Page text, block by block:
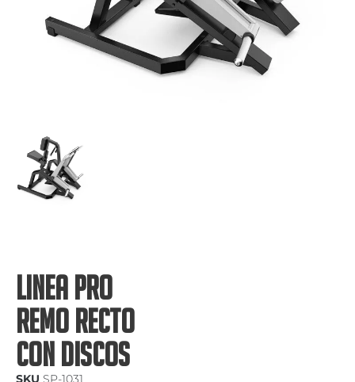
LINEA PRO
REMO RECTO
CON DISCOS
SKU SP-1031